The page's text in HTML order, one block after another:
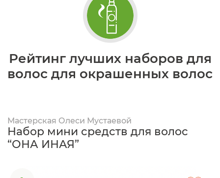
Рейтинг лучших наборов для
волос для окрашенных волос
Мастерская Олеси Мустаевой
Набор мини средств для волос
“ОНА ИНАЯ”